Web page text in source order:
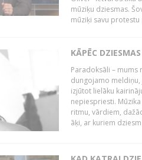
mūziķu dziesmas.
mūziķi savu
KĀPĒC
Paradoksāli – mums
dungojamo
izjūtot lielāku
nepiespriesti.
ritmu, vārdiem,
āķi, ar kuriem